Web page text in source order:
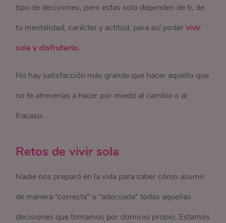
tipo de decisiones, pero estas solo dependen de ti, de
tu mentalidad, carácter y actitud, para así podervivir
sola y disfrutarlo.
No hay satisfacción más grande que hacer aquello que
no te atreverías a hacer por miedo al cambio o al
fracaso.
Retos de vivir sola
Nadie nos preparó en la vida para saber cómo asumir
de manera “correcta” o “adecuada” todas aquellas
decisiones que tomamos por dominio propio. Estamos